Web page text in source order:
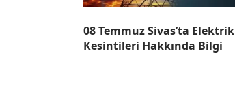
08 Temmuz Sivas’ta Elektrik
Kesintileri Hakkında Bilgi